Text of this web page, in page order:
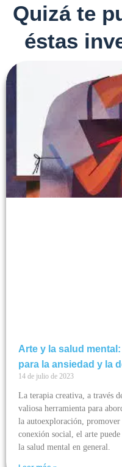
Quizá te
éstas
Arte y la salud
para la ansiedad y la
14 de julio de 2023
La terapia creativa, a través
valiosa herramienta para
la autoexploración,
conexión social, el arte
la salud mental en general.